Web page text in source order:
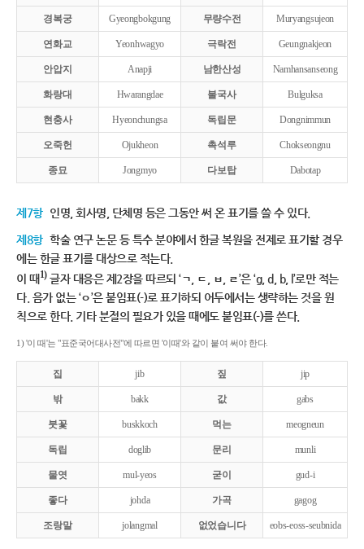
경복궁 Gyeongbokgung 무량수전 Muryangsujeon
연화교 Yeonhwagyo 극락전 Geungnakjeon
안압지 Anapji 남한산성 Namhansanseong
화랑대 Hwarangdae 불국사 Bulguksa
현충사 Hyeonchungsa 독립문 Dongnimmun
오죽헌 Ojukheon 촉석루 Chokseongnu
종묘 Jongmyo 다보탑 Dabotap
제7항 인명, 회사명, 단체명 등은 그동안 써 온 표기를 쓸 수 있다.
제8항 학술 연구 논문 등 특수 분야에서 한글 복원을 전제로 표기할 경우
에는 한글 표기를 대상으로 적는다.
이 때1)글자 대응은 제2장을 따르되 ‘ㄱ, ㄷ, ㅂ, ㄹ’은 ‘g, d, b, l’로만 적는
다. 음가 없는 ‘ㅇ’은 붙임표(-)로 표기하되 어두에서는 생략하는 것을 원
칙으로 한다. 기타 분절의 필요가 있을 때에도 붙임표(-)를 쓴다.
1) '이 때'는 "표준국어대사전"에 따르면 '이때'와 같이 붙여 써야 한다.
집 jib 짚 jip
밖 bakk 값 gabs
붓꽃 buskkoch 먹는 meogneun
독립 doglib 문리 munli
물엿 mul-yeos 굳이 gud-i
좋다 johda 가곡 gagog
조랑말 jolangmal 없었습니다 eobs-eoss-seubnida